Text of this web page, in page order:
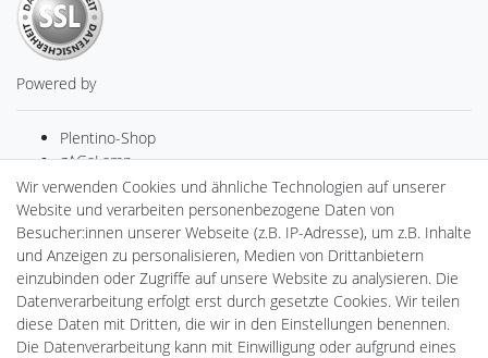
Powered by
Plentino-Shop
gAGaLamp
Drohnenstore24
Cardanlight-Shop
Batteriespeicher
PlentiSolar
Gebrauchtlicht
Ledkauf
DEYESOLAR
Lightech Connect
Wir verwenden Cookies und ähnliche Technologien auf unserer
Website und verarbeiten personenbezogene Daten von
Besucher:innen unserer Webseite (z.B. IP-Adresse), um z.B. Inhalte
und Anzeigen zu personalisieren, Medien von Drittanbietern
einzubinden oder Zugriffe auf unsere Website zu analysieren. Die
Datenverarbeitung erfolgt erst durch gesetzte Cookies. Wir teilen
diese Daten mit Dritten, die wir in den Einstellungen benennen.
Die Datenverarbeitung kann mit Einwilligung oder aufgrund eines